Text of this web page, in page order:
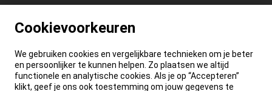
Cookievoorkeuren
We gebruiken cookies en vergelijkbare technieken om je beter
en persoonlijker te kunnen helpen. Zo plaatsen we altijd
functionele en analytische cookies. Als je op “Accepteren”
klikt, geef je ons ook toestemming om jouw gegevens te